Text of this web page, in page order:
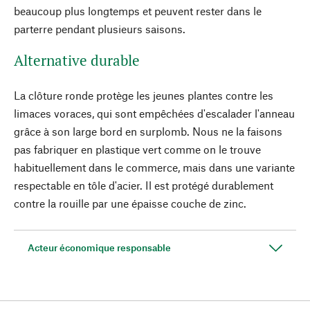
beaucoup plus longtemps et peuvent rester dans le
parterre pendant plusieurs saisons.
Alternative durable
La clôture ronde protège les jeunes plantes contre les
limaces voraces, qui sont empêchées d'escalader l'anneau
grâce à son large bord en surplomb. Nous ne la faisons
pas fabriquer en plastique vert comme on le trouve
habituellement dans le commerce, mais dans une variante
respectable en tôle d'acier. Il est protégé durablement
contre la rouille par une épaisse couche de zinc.
Acteur économique responsable